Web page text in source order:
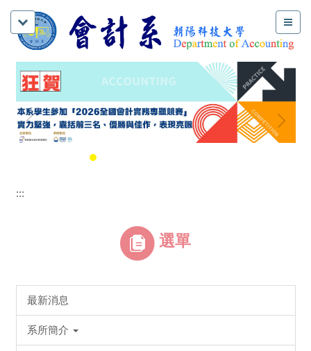
:::
選單
最新消息
系所簡介